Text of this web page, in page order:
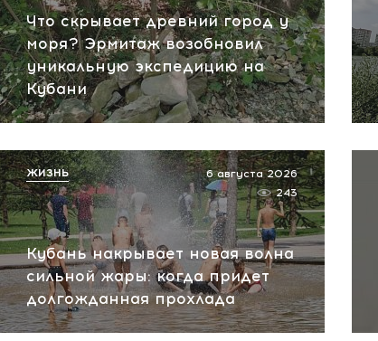
Что скрывает древний город у
моря? Эрмитаж возобновил
уникальную экспедицию на
Кубани
Кубань накрывает новая волна
сильной жары: когда придет
долгожданная прохлада
6 августа 2026
243
ЖИЗНЬ